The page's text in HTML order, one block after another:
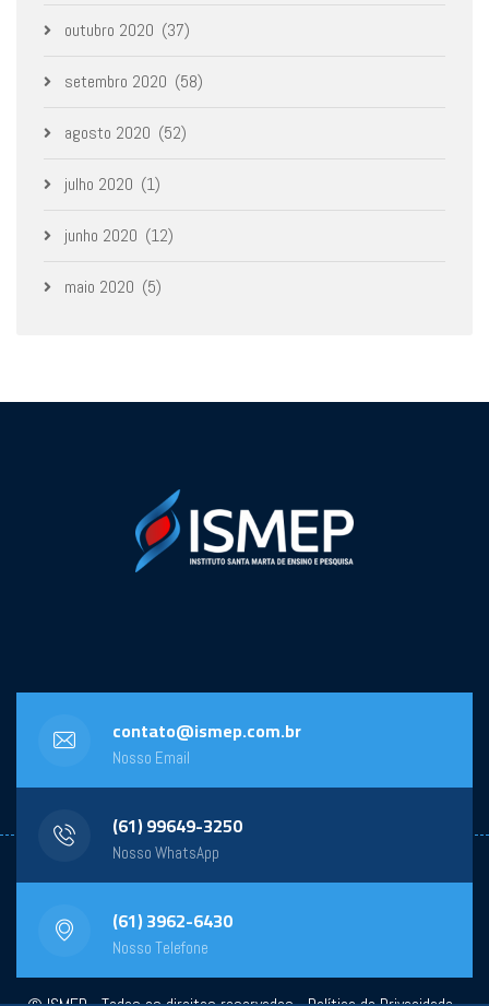
outubro 2020 (37)
setembro 2020 (58)
agosto 2020 (52)
julho 2020 (1)
junho 2020 (12)
maio 2020 (5)
contato@ismep.com.br
Nosso Email
(61) 99649-3250
Nosso WhatsApp
(61) 3962-6430
Nosso Telefone